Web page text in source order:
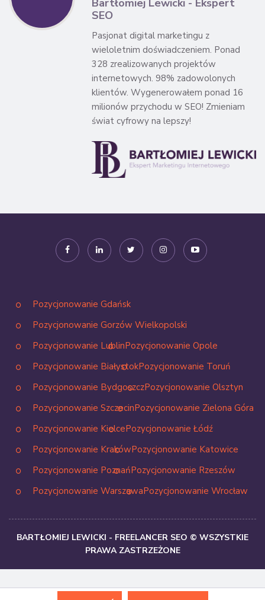
Bartłomiej Lewicki - Ekspert
SEO
Pasjonat digital marketingu z
wieloletnim doświadczeniem. Ponad
328 zrealizowanych projektów
internetowych. 98% zadowolonych
klientów. Wygenerowałem ponad 16
milionów przychodu w SEO! Zmieniam
świat cyfrowy na lepszy!
Pozycjonowanie Gdańsk
Pozycjonowanie Gorzów Wielkopolski
Pozycjonowanie LublinPozycjonowanie Opole
Pozycjonowanie BiałystokPozycjonowanie Toruń
Pozycjonowanie BydgoszczPozycjonowanie Olsztyn
Pozycjonowanie SzczecinPozycjonowanie Zielona Góra
Pozycjonowanie KielcePozycjonowanie Łódź
Pozycjonowanie KrakówPozycjonowanie Katowice
Pozycjonowanie PoznańPozycjonowanie Rzeszów
Pozycjonowanie WarszawaPozycjonowanie Wrocław
BARTŁOMIEJ LEWICKI - FREELANCER SEO © WSZYSTKIE
PRAWA ZASTRZEŻONE